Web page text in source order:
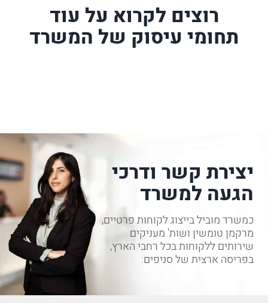
רוצים לקרוא על עוד
תחומי עיסוק של המשרד
יצירת קשר ודרכי
הגעה למשרד
כמשרד מוביל בייצוג לקוחות פרטיים,
מרקמן טומשין ושות' מעניקים
שירותים ללקוחות בכל רחבי הארץ,
בפריסה ארצית של סניפים: